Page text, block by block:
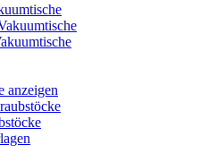
anzeigen